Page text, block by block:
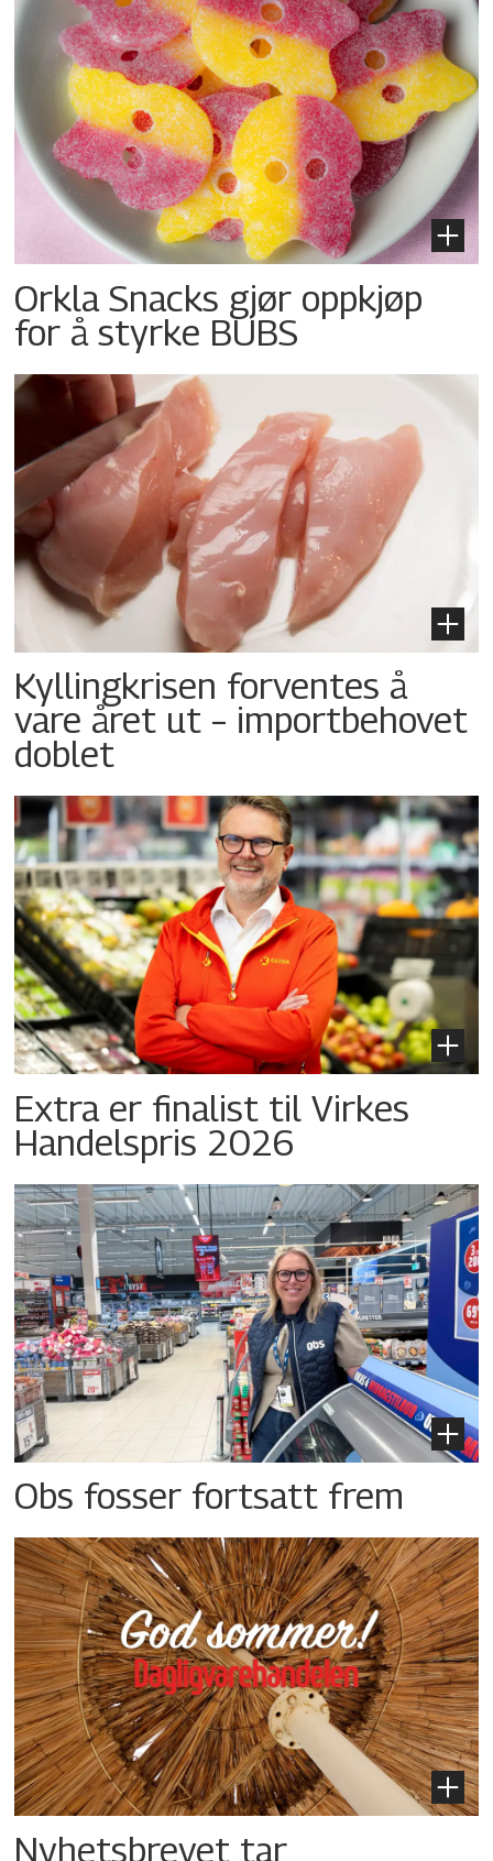
Orkla Snacks gjør oppkjøp
for å styrke BUBS
Kyllingkrisen forventes å
vare året ut – importbehovet
doblet
Extra er finalist til Virkes
Handelspris 2026
Obs fosser fortsatt frem
Nyhetsbrevet tar